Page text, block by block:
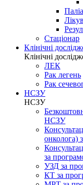
Стаціонар
Клінічні
Клінічні
ЛЕК
Рак легень
Рак
НСЗУ
НСЗУ
НСЗУ
онколога)
за
УЗД за
КТ за